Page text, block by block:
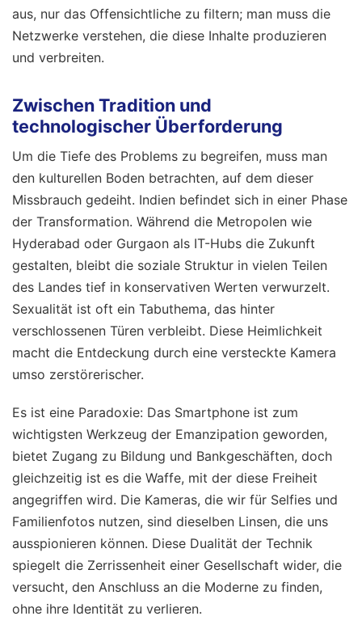
aus, nur das Offensichtliche zu filtern; man muss die
Netzwerke verstehen, die diese Inhalte produzieren
und verbreiten.
Zwischen Tradition und
technologischer Überforderung
Um die Tiefe des Problems zu begreifen, muss man
den kulturellen Boden betrachten, auf dem dieser
Missbrauch gedeiht. Indien befindet sich in einer Phase
der Transformation. Während die Metropolen wie
Hyderabad oder Gurgaon als IT-Hubs die Zukunft
gestalten, bleibt die soziale Struktur in vielen Teilen
des Landes tief in konservativen Werten verwurzelt.
Sexualität ist oft ein Tabuthema, das hinter
verschlossenen Türen verbleibt. Diese Heimlichkeit
macht die Entdeckung durch eine versteckte Kamera
umso zerstörerischer.
Es ist eine Paradoxie: Das Smartphone ist zum
wichtigsten Werkzeug der Emanzipation geworden,
bietet Zugang zu Bildung und Bankgeschäften, doch
gleichzeitig ist es die Waffe, mit der diese Freiheit
angegriffen wird. Die Kameras, die wir für Selfies und
Familienfotos nutzen, sind dieselben Linsen, die uns
ausspionieren können. Diese Dualität der Technik
spiegelt die Zerrissenheit einer Gesellschaft wider, die
versucht, den Anschluss an die Moderne zu finden,
ohne ihre Identität zu verlieren.